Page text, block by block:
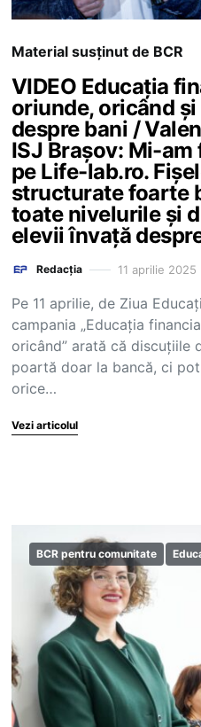
Material susținut de BCR
VIDEO Educația
oriunde, oricând și
despre bani /
ISJ Brașov: Mi-
pe Life-lab.ro.
structurate foarte
toate nivelurile și
elevii învață
Redacția 11 aprilie 2025
Pe 11 aprilie, de Ziua
campania „Educația
oricând” arată că discuțiile
poartă doar la bancă, ci
orice…
Vezi articolul
BCR pentru comunitate